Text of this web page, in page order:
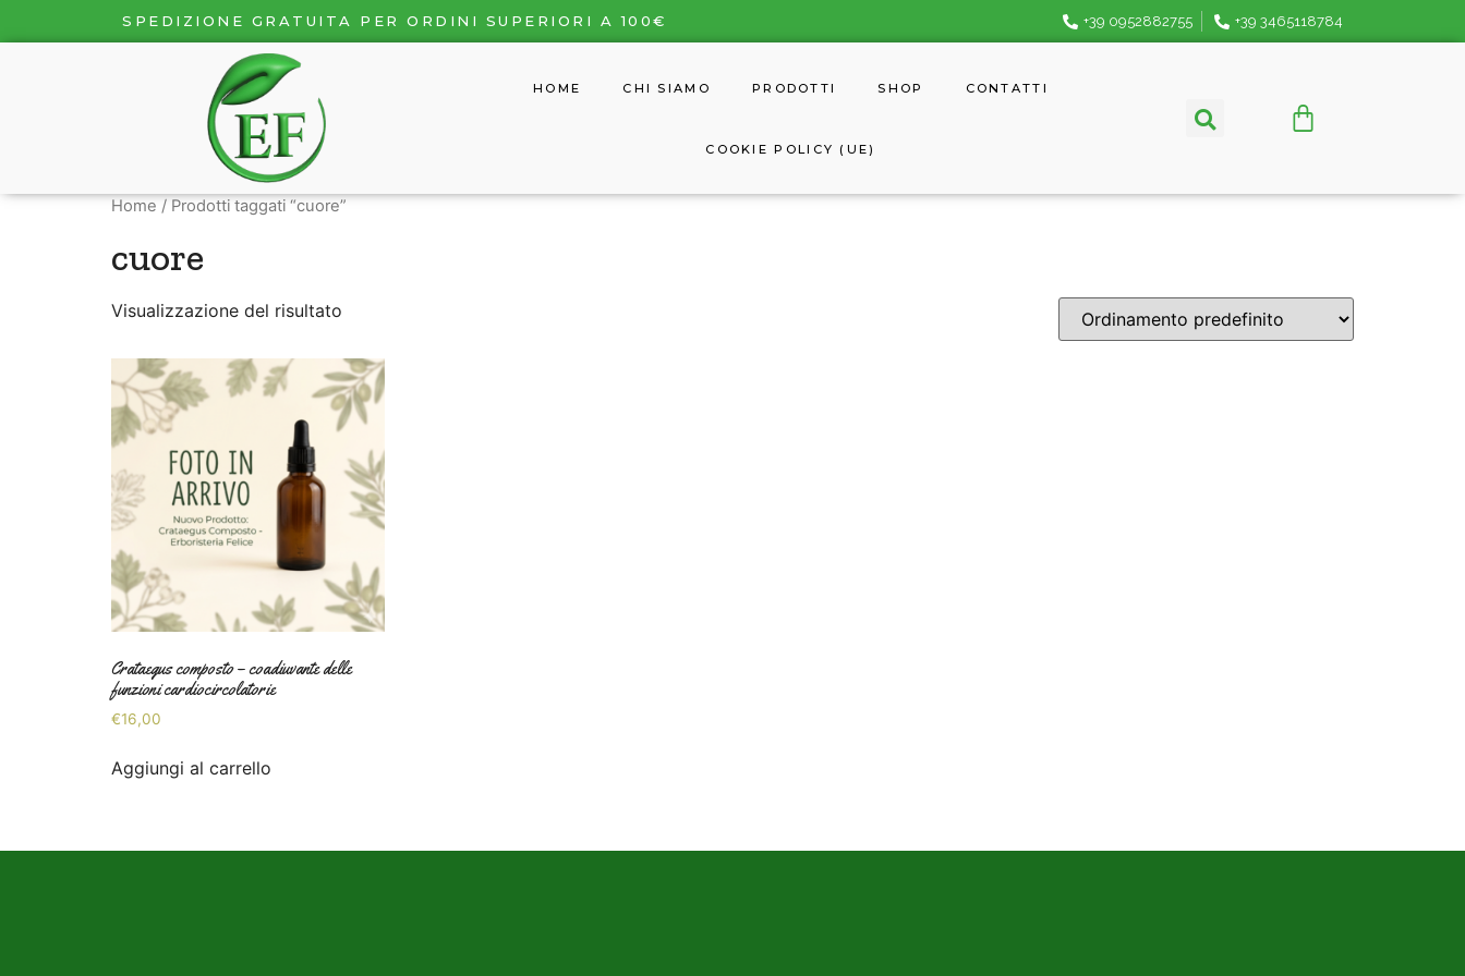
SPEDIZIONE GRATUITA PER ORDINI SUPERIORI A 100€ +39 0952882755 +39 3465118784
HOME CHI SIAMO PRODOTTI SHOP CONTATTI
COOKIE POLICY (UE)
Home / Prodotti taggati “cuore”
cuore
Visualizzazione del risultato
Crataegus composto – coadiuvante delle
funzioni cardiocircolatorie
€16,00
Aggiungi al carrello